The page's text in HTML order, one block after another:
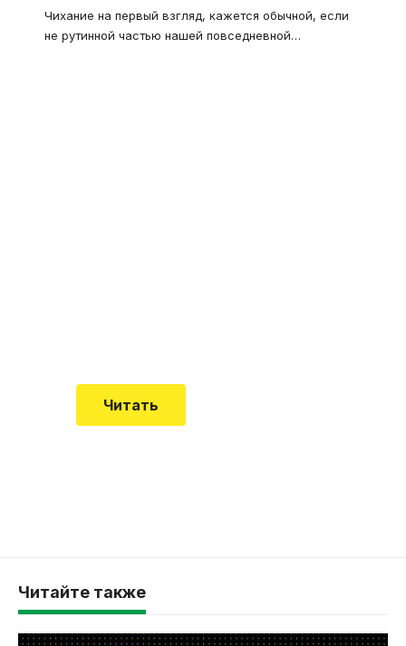
Чихание на первый взгляд, кажется обычной, если
не рутинной частью нашей повседневной…
Читать
Читайте также